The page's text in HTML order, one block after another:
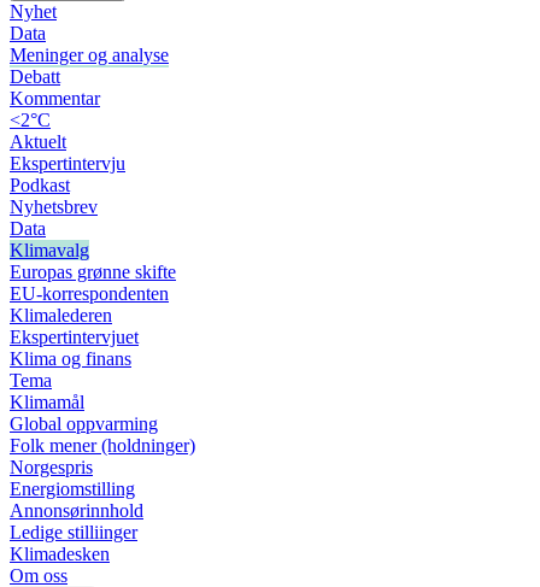
Nyhet
Data
Meninger og analyse
Debatt
Kommentar
<2°C
Aktuelt
Ekspertintervju
Podkast
Nyhetsbrev
Data
Klimavalg
Europas grønne skifte
EU-korrespondenten
Klimalederen
Ekspertintervjuet
Klima og finans
Tema
Klimamål
Global oppvarming
Folk mener (holdninger)
Norgespris
Energiomstilling
Annonsørinnhold
Ledige stilliinger
Klimadesken
Om oss